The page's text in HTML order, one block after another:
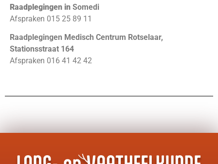
Raadplegingen in Somedi
Afspraken 015 25 89 11
Raadplegingen Medisch Centrum Rotselaar,
Stationsstraat 164
Afspraken 016 41 42 42